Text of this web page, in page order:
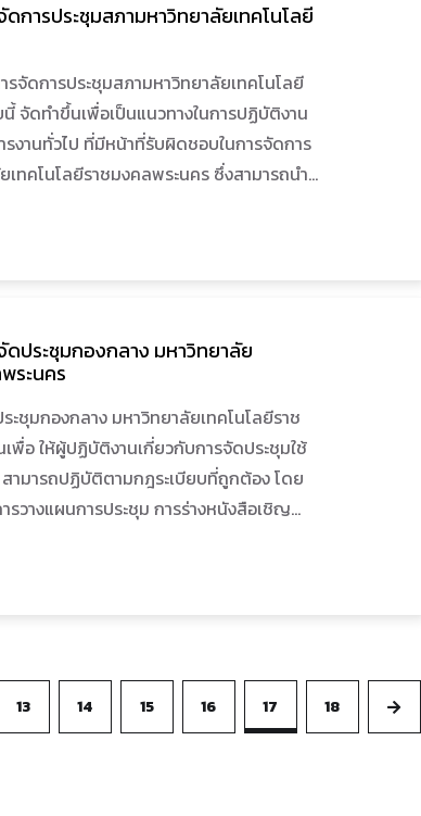
หาวิทยาลัยฯ อันเป็นการสร้างภาพลักษณ์ที่ดี
ารดำเนินงานประชาสัมพันธ์ ส่งผลถึง
เทคโนโลยีราชมงคลพระนครต่อไป
การประชุมสภามหาวิทยาลัยเทคโนโลยี
รจัดการประชุมสภามหาวิทยาลัยเทคโนโลยี
จัดทำขึ้นเพื่อเป็นแนวทางในการปฏิบัติงาน
รงานทั่วไป ที่มีหน้าที่รับผิดชอบในการจัดการ
เทคโนโลยีราชมงคลพระนคร ซึ่งสามารถนำ
ขึ้นจากการปฏิบัติงาน
ประชุมกองกลาง มหาวิทยาลัย
ระนคร
ะชุมกองกลาง มหาวิทยาลัยเทคโนโลยีราช
พื่อ ให้ผู้ปฏิบัติงานเกี่ยวกับการจัดประชุมใช้
ามารถปฏิบัติตามกฎระเบียบที่ถูกต้อง โดย
รวางแผนการประชุม การร่างหนังสือเชิญ
13 14 15 16 17 18